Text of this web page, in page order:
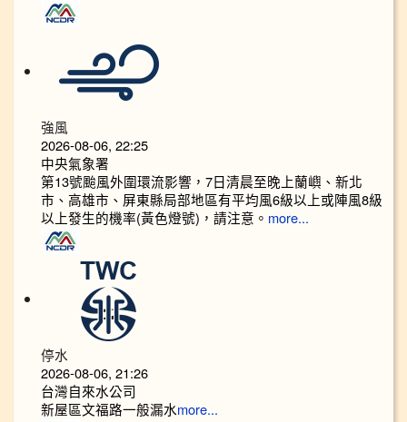
強風
2026-08-06, 22:25
中央氣象署
第13號颱風外圍環流影響，7日清晨至晚上蘭嶼、新北
市、高雄市、屏東縣局部地區有平均風6級以上或陣風8級
以上發生的機率(黃色燈號)，請注意。 more...
停水
2026-08-06, 21:26
台灣自來水公司
新屋區文福路一般漏水more...